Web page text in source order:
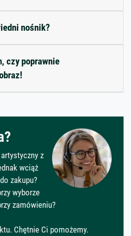
nośnik?
czy poprawnie
z
wciąż
zakupu?
wyborze
zamówieniu?
Chętnie Ci pomożemy.